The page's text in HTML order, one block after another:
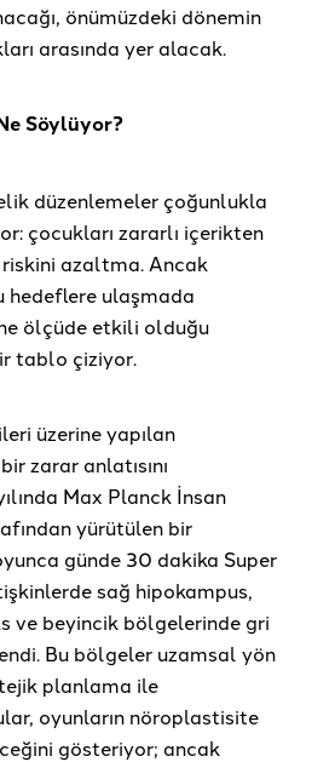
önümüzdeki dönemin
arasında yer alacak.
Söylüyor?
düzenlemeler çoğunlukla
çocukları zararlı içerikten
riskini azaltma. Ancak
ulaşmada
ölçüde etkili olduğu
tablo çiziyor.
üzerine yapılan
zarar anlatısını
Max Planck İnsan
yürütülen bir
günde 30 dakika Super
sağ hipokampus,
ve beyincik bölgelerinde gri
Bu bölgeler uzamsal yön
planlama ile
oyunların nöroplastisite
gösteriyor; ancak